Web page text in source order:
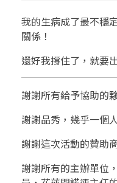
情
我的生病成了最不穩
關係！
還好我撐住了，就要
謝謝所有給予協助的
謝謝品秀，幾乎一個
謝謝這次活動的贊助
謝謝所有的主辦單位